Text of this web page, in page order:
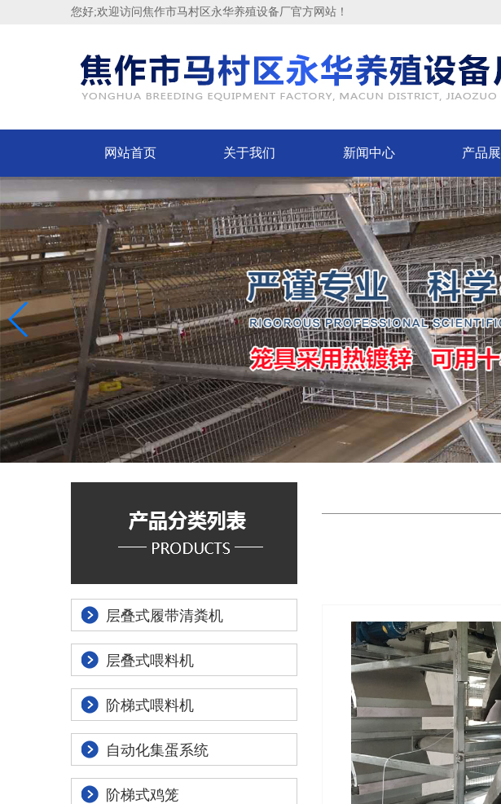
您好;欢迎访问焦作市马村区永华养殖设备厂官方网站！
网站首页 关于我们 新闻中心 产品
层叠式履带清粪机
层叠式喂料机
阶梯式喂料机
自动化集蛋系统
阶梯式鸡笼